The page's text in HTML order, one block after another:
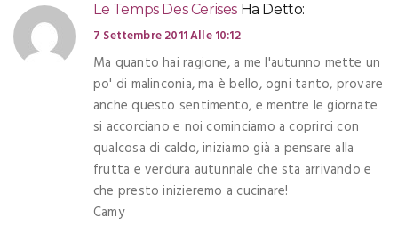
Le Temps Des Cerises Ha Detto:
7 Settembre 2011 Alle 10:12
Ma quanto hai ragione, a me l'autunno mette un
po' di malinconia, ma è bello, ogni tanto, provare
anche questo sentimento, e mentre le giornate
si accorciano e noi cominciamo a coprirci con
qualcosa di caldo, iniziamo già a pensare alla
frutta e verdura autunnale che sta arrivando e
che presto inizieremo a cucinare!
Camy